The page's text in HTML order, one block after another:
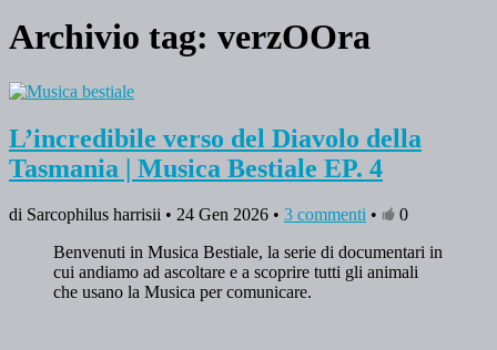
Archivio tag: verzOOra
L’incredibile verso del Diavolo della
Tasmania | Musica Bestiale EP. 4
di Sarcophilus harrisii • 24 Gen 2026 • 3 commenti •
0
Benvenuti in Musica Bestiale, la serie di documentari in
cui andiamo ad ascoltare e a scoprire tutti gli animali
che usano la Musica per comunicare.